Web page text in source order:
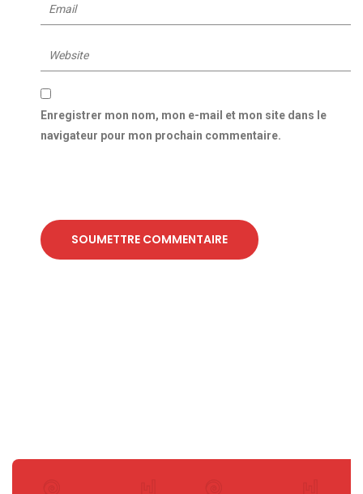
Enregistrer mon nom, mon e-mail et mon site dans le
navigateur pour mon prochain commentaire.
SOUMETTRE COMMENTAIRE